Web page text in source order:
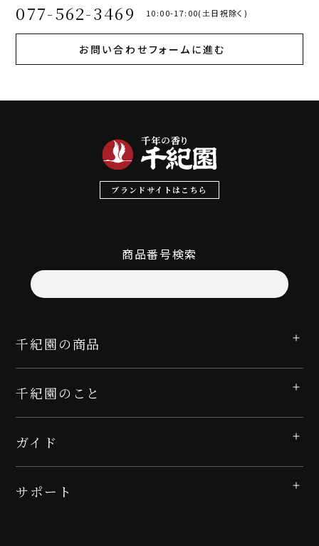
077-562-3469 10:00-17:00(土日祝除く)
お問い合わせフォームに進む
ブランドサイトはこちら
商品番号検索
千紀園の商品
千紀園のこと
ガイド
サポート